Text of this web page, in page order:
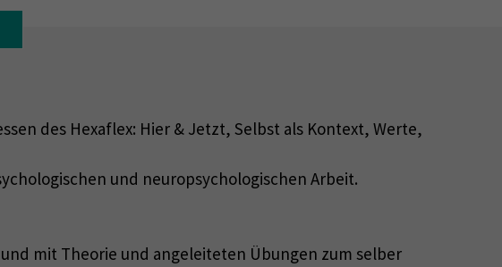
des Hexaflex: Hier & Jetzt, Selbst als Kontext, Werte,
und neuropsychologischen Arbeit.
mit Theorie und angeleiteten Übungen zum selber